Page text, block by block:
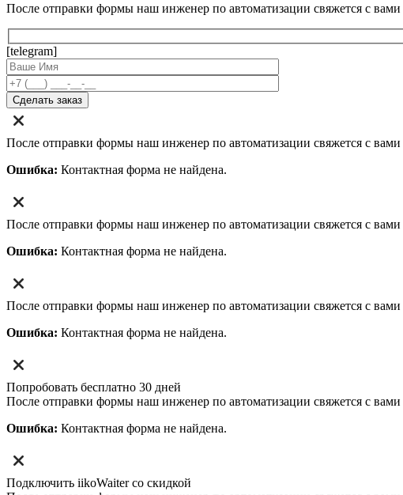
После отправки формы наш инженер по автоматизации свяжется с вами
[telegram]
После отправки формы наш инженер по автоматизации свяжется с вами
Ошибка: Контактная форма не найдена.
После отправки формы наш инженер по автоматизации свяжется с вами
Ошибка: Контактная форма не найдена.
После отправки формы наш инженер по автоматизации свяжется с вами
Ошибка: Контактная форма не найдена.
Попробовать бесплатно 30 дней
После отправки формы наш инженер по автоматизации свяжется с вами
Ошибка: Контактная форма не найдена.
Подключить iikoWaiter со скидкой